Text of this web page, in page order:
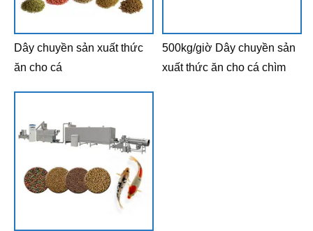
Dây chuyền sản xuất thức
ăn cho cá
500kg/giờ Dây chuyền sản
xuất thức ăn cho cá chìm